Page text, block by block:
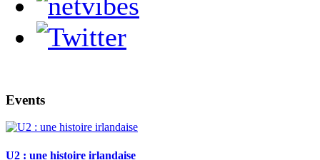
Events
U2 : une histoire irlandaise